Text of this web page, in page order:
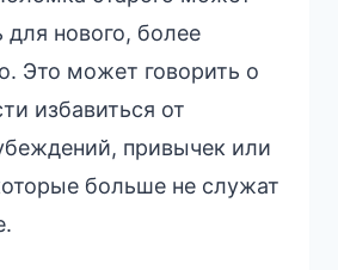
для нового, более
Это может говорить о
избавиться от
привычек или
больше не служат